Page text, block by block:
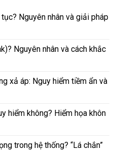
Nguyên nhân và giải pháp
Nguyên nhân và cách khắc
xả áp: Nguy hiểm tiềm ẩn và
hiểm không? Hiểm họa khôn
trong hệ thống? “Lá chắn”